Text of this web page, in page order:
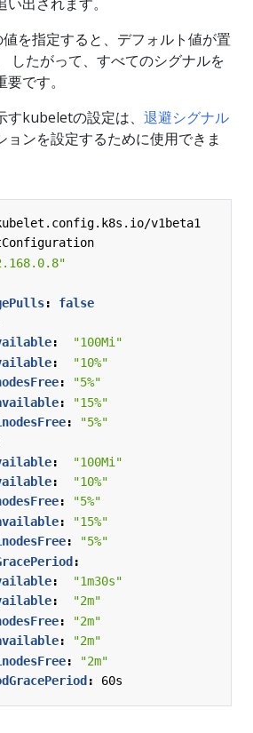
値を指定すると、デフォルト値が置
したがって、すべてのシグナルを
です。
すkubeletの設定は、 退避シグナル
ョンを設定するために使用できま
v1beta1
:
false
:
"100Mi"
:
"10%"
:
"5%"
:
"15%"
:
"5%"
:
"100Mi"
:
"10%"
:
"5%"
:
"15%"
:
"5%"
:
:
"1m30s"
:
"2m"
:
"2m"
:
"2m"
:
"2m"
: 60s